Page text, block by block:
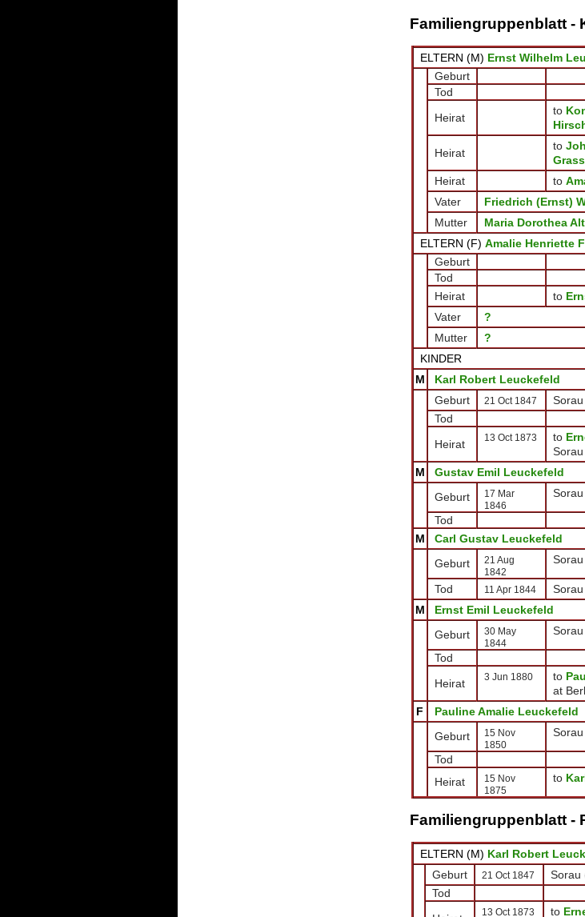
Familiengruppenblatt -
ELTERN (M) Ernst Wilhelm
Geburt
Tod
Heirat
to
Heirat
to
Heirat
to
Vater
Friedrich (Ernst)
Mutter
Maria Dorothea
ELTERN (F) Amalie Henriette
Geburt
Tod
Heirat
to
Vater
?
Mutter
?
KINDER
M
Karl Robert Leuckefeld
Geburt
21 Oct 1847
Tod
Heirat
13 Oct 1873 to
M
Gustav Emil Leuckefeld
Geburt
17 Mar
1846
Tod
M
Carl Gustav Leuckefeld
Geburt
21 Aug
1842
Tod 11 Apr 1844
M
Ernst Emil Leuckefeld
Geburt
30 May
1844
Tod
Heirat
3 Jun 1880 to
at
F
Pauline Amalie Leuckefeld
Geburt
15 Nov
1850
Tod
Heirat
15 Nov
1875
to
Familiengruppenblatt -
ELTERN (M) Karl Robert
Geburt
21 Oct 1847
Sorau
Tod
13 Oct 1873 to